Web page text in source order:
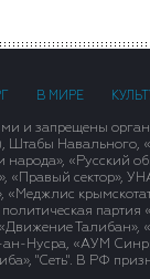
В МИРЕ
и запрещены
Штабы Навального,
народа», «Русский
«Правый сектор»,
политическая
Талибан»,
Нусра, «АУМ
"Сеть". В РФ